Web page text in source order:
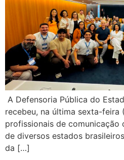
A Defensoria Pública do
recebeu, na última sexta-feira
profissionais de comunicação
de diversos estados
da […]